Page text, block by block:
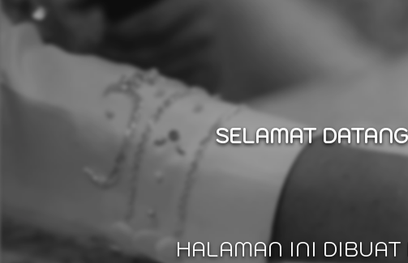
SELAMAT
HALAMAN INI DIBUAT